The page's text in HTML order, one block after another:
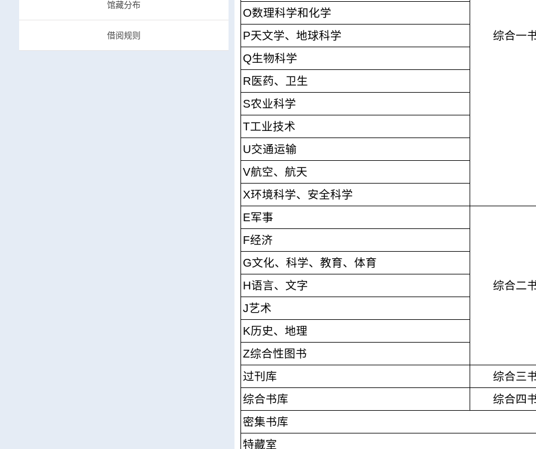
馆藏分布
借阅规则 综合一
O数理科学和化学
P天文学、地球科学
Q生物科学
R医药、卫生
S农业科学
T工业技术
U交通运输
V航空、航天
X环境科学、安全科学
E军事
综合二
F经济
G文化、科学、教育、体育
H语言、文字
J艺术
K历史、地理
Z综合性图书
过刊库
综合三
综合书库
综合四
密集书库
特藏室